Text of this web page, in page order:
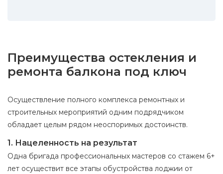
Преимущества остекления и
ремонта балкона под ключ
Осуществление полного комплекса ремонтных и
строительных мероприятий одним подрядчиком
обладает целым рядом неоспоримых достоинств.
1. Нацеленность на результат
Одна бригада профессиональных мастеров со стажем 6+
лет осуществит все этапы обустройства лоджии от